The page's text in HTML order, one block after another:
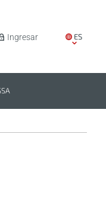
ES
Ingresar